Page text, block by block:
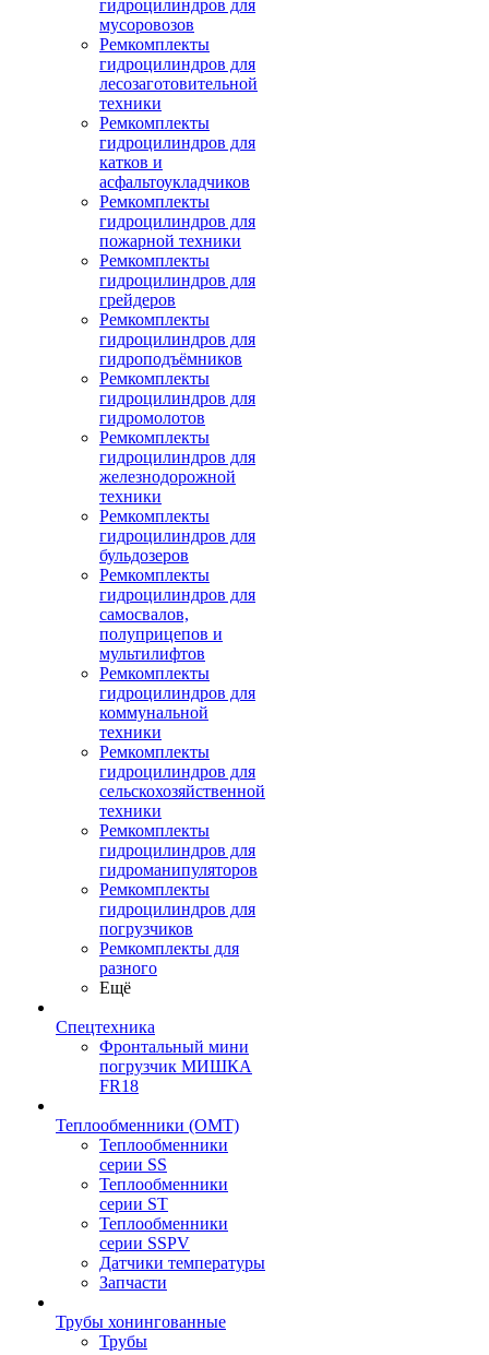
гидроцилиндров для
мусоровозов
Ремкомплекты
гидроцилиндров для
лесозаготовительной
техники
Ремкомплекты
гидроцилиндров для
катков и
асфальтоукладчиков
Ремкомплекты
гидроцилиндров для
пожарной техники
Ремкомплекты
гидроцилиндров для
грейдеров
Ремкомплекты
гидроцилиндров для
гидроподъёмников
Ремкомплекты
гидроцилиндров для
гидромолотов
Ремкомплекты
гидроцилиндров для
железнодорожной
техники
Ремкомплекты
гидроцилиндров для
бульдозеров
Ремкомплекты
гидроцилиндров для
самосвалов,
полуприцепов и
мультилифтов
Ремкомплекты
гидроцилиндров для
коммунальной
техники
Ремкомплекты
гидроцилиндров для
сельскохозяйственной
техники
Ремкомплекты
гидроцилиндров для
гидроманипуляторов
Ремкомплекты
гидроцилиндров для
погрузчиков
Ремкомплекты для
разного
Ещё
Спецтехника
Фронтальный мини
погрузчик МИШКА
FR18
Теплообменники (OMT)
Теплообменники
серии SS
Теплообменники
серии ST
Теплообменники
серии SSPV
Датчики температуры
Запчасти
Трубы хонингованные
Трубы